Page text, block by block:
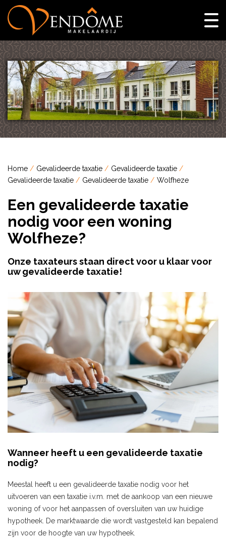
Home Gevalideerde taxatie
Gevalideerde taxatie
Gevalideerde taxatie
Gevalideerde taxatie Wolfheze
Een gevalideerde taxatie
nodig voor een woning
Wolfheze?
Onze taxateurs staan direct voor u klaar voor
uw gevalideerde taxatie!
Wanneer heeft u een gevalideerde taxatie
nodig?
Meestal heeft u een gevalideerde taxatie nodig voor het
uitvoeren van een taxatie i.v.m. met de aankoop van een nieuwe
woning of voor het aanpassen of oversluiten van uw huidige
hypotheek. De marktwaarde die wordt vastgesteld kan bepalend
zijn voor de hoogte van uw hypotheek.